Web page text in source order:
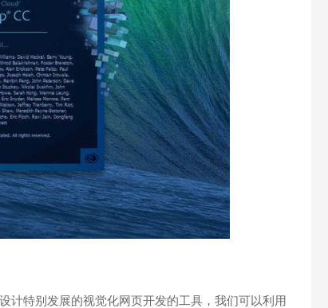
特别发展的视觉化网页开发的工具，我们可以利用